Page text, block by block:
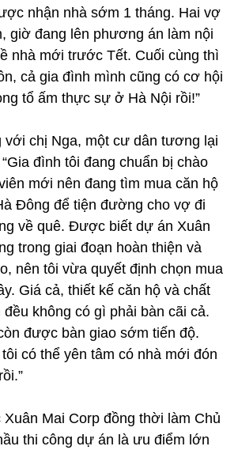
nhận nhà sớm 1 tháng. Hai vợ
giờ đang lên phương án làm nội
nhà mới trước Tết. Cuối cùng thì
cả gia đình mình cũng có cơ hội
tổ ấm thực sự ở Hà Nội rồi!”
với chị Nga, một cư dân tương lại
đình tôi đang chuẩn bị chào
mới nên đang tìm mua căn hộ
Đông để tiện đường cho vợ đi
về quê. Được biết dự án Xuân
trong giai đoạn hoàn thiện và
nên tôi vừa quyết định chọn mua
Giá cả, thiết kế căn hộ và chất
không có gì phải bàn cãi cả.
được bàn giao sớm tiến độ.
có thể yên tâm có nhà mới đón
Xuân Mai Corp đồng thời làm Chủ
thi công dự án là ưu điểm lớn